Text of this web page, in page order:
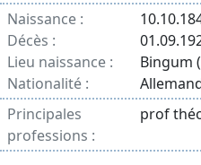
Naissance :
Décès :
Lieu naissance :
Bingum
Nationalité :
Principales
professions :
prof